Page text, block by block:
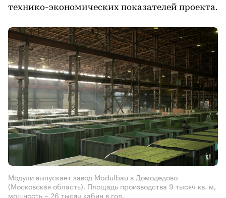
технико-экономических показателей проекта.
Модули выпускает завод Modulbau в Домодедово
(Московская область). Площадь производства 9 тысяч кв. м,
мощность – 26 тысяч кабин в год.